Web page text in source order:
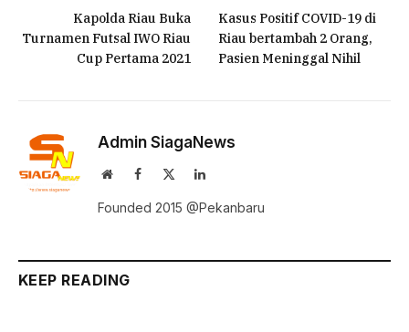
Kapolda Riau Buka
Turnamen Futsal IWO Riau
Cup Pertama 2021
Kasus Positif COVID-19 di
Riau bertambah 2 Orang,
Pasien Meninggal Nihil
Admin SiagaNews
WebsiteFacebook LinkedIn
Founded 2015 @Pekanbaru
KEEP READING